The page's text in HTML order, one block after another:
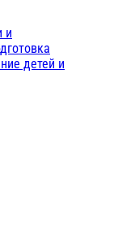
и
детей и